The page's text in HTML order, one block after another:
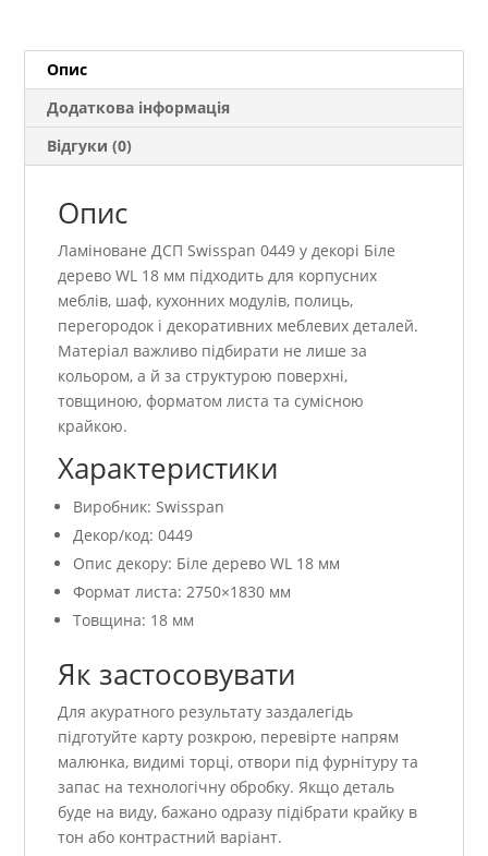
кількість
Опис
Додаткова інформація
Відгуки (0)
Опис
Ламіноване ДСП Swisspan 0449 у декорі Біле
дерево WL 18 мм підходить для корпусних
меблів, шаф, кухонних модулів, полиць,
перегородок і декоративних меблевих деталей.
Матеріал важливо підбирати не лише за
кольором, а й за структурою поверхні,
товщиною, форматом листа та сумісною
крайкою.
Характеристики
Виробник: Swisspan
Декор/код: 0449
Опис декору: Біле дерево WL 18 мм
Формат листа: 2750×1830 мм
Товщина: 18 мм
Як застосовувати
Для акуратного результату заздалегідь
підготуйте карту розкрою, перевірте напрям
малюнка, видимі торці, отвори під фурнітуру та
запас на технологічну обробку. Якщо деталь
буде на виду, бажано одразу підібрати крайку в
тон або контрастний варіант.